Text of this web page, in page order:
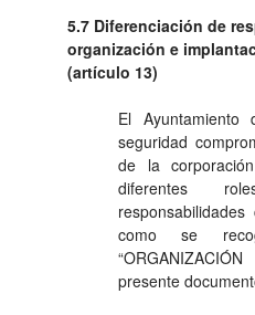
5.7 Diferenciación de
organización e
(artículo 13)
El
seguridad
de la
diferentes
como se
presente